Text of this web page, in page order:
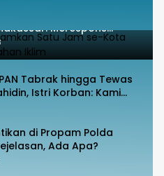
Dipadamkan Satu
Merespons
Tabrak hingga Tewas
Istri Korban: Kami
di Propam Polda
Ada Apa?